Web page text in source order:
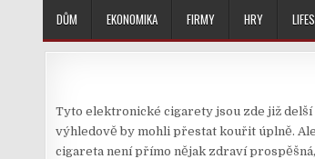
content
DŮM EKONOMIKA FIRMY HRY
Tyto elektronické cigarety jsou zde již
výhledově by mohli přestat kouřit úplně.
cigareta není přímo nějak zdraví